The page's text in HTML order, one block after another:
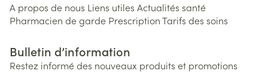
A propos de nous Liens utiles Actualités santé
Pharmacien de garde PrescriptionTarifs des soins
Bulletin d’information
Restez informé des nouveaux produits et promotions